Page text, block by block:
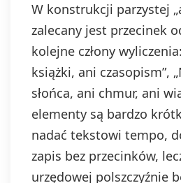
W konstrukcji parzystej
zalecany jest przecinek
kolejne człony
książki, ani czasopism”,
słońca, ani chmur, ani
elementy są bardzo
nadać tekstowi tempo,
zapis bez przecinków,
urzędowej polszczyźnie